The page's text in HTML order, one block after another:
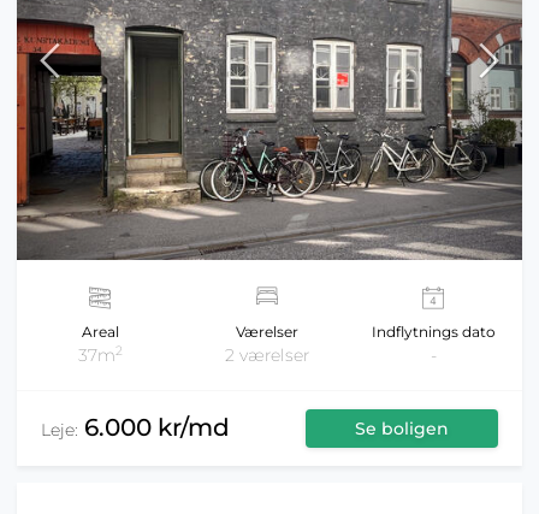
Areal
37m2
Værelser
2 værelser
Indflytnings dato
-
Leje: 6.000 kr/md Se boligen